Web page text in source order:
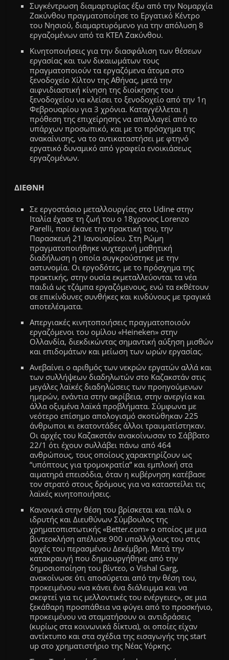
Συγκέντρωση διαμαρτυρίας έξω από την Νομαρχία
Ζακύνθου πραγματοποίησε το Εργατικό Κέντρο
του Νησιού, διαμαρτυρόμενο για την απόλυση 8
εργαζομένων από τα ΚΤΕΛ Ζακύνθου.
Κινητοποιήσεις για την διασφάλιση των θέσεων
εργασίας και των δικαιωμάτων τους
πραγματοποιούν τα εργαζόμενα άτομα στο
ξενοδοχείο Χίλτον της Αθήνας, μετά την
αιφνιδιαστική κίνηση της διοίκησης του
ξενοδοχείου να κλείσει το ξενοδοχείο από την 1η
Φεβρουαρίου για 3 χρόνια. Καταγγέλλεται η
πρόθεση της επιχείρησης να απαλλαγεί από το
υπάρχων προσωπικό, και με το πρόσχημα της
ανακαίνισης, να το αντικαταστήσει με φτηνό
εργατικό δυναμικό από γραφεία ενοικιάσεως
εργαζομένων.
ΔΙΕΘΝΗ
Σε εργοστάσιο μεταλλουργίας στο Udine στην
Ιταλία έχασε τη ζωή του ο 18χρονος Lorenzo
Parelli, που έκανε την πρακτική του, την
Παρασκευή 21 Ιανουαρίου. Στη Ρώμη
πραγματοποιήθηκε νυχτερινή μαθητική
διαδήλωση η οποία συγκρούστηκε με την
αστυνομία. Οι εργοδότες, με το πρόσχημα της
πρακτικής, στην ουσία εκμεταλλεύονται τα νέα
παιδιά ως τζάμπα εργαζόμενους, ενώ τα εκθέτουν
σε επικίνδυνες συνθήκες και κινδύνους με τραγικά
αποτελέσματα.
Απεργιακές κινητοποιήσεις πραγματοποιούν
εργαζόμενοι του ομίλου «Heineken» στην
Ολλανδία, διεκδικώντας σημαντική αύξηση μισθών
και επιδομάτων και μείωση των ωρών εργασίας.
Ανεβαίνει ο αριθμός των νεκρών εργατών αλλά και
των συλλήψεων διαδηλωτών στο Καζακστάν στις
μεγάλες λαϊκές διαδηλώσεις των προηγούμενων
ημερών, ενάντια στην ακρίβεια, στην ανεργία και
άλλα οξυμένα λαϊκά προβλήματα. Σύμφωνα με
νεότερο επίσημο απολογισμό σκοτώθηκαν 225
άνθρωποι κι εκατοντάδες άλλοι τραυματίστηκαν.
Οι αρχές του Καζακστάν ανακοίνωσαν το Σάββατο
22/1 ότι έχουν συλλάβει πάνω από 464
ανθρώπους, τους οποίους χαρακτηρίζουν ως
“υπόπτους για τρομοκρατία” και εμπλοκή στα
αιματηρά επεισόδια, όταν η κυβέρνηση κατέβασε
τον στρατό στους δρόμους για να καταστείλει τις
λαϊκές κινητοποιήσεις.
Κανονικά στην θέση του βρίσκεται και πάλι ο
ιδρυτής και Διευθύνων Σύμβουλος της
χρηματοπιστωτικής «Better.com» ο οποίος με μια
βιντεοκλήση απέλυσε 900 υπαλλήλους του στις
αρχές του περασμένου Δεκέμβρη. Μετά την
κατακραυγή που δημιουργήθηκε από την
δημοσιοποίηση του βίντεο, ο Vishal Garg,
ανακοίνωσε ότι αποσύρεται από την θέση του,
προκειμένου «να κάνει ένα διάλειμμα και να
σκεφτεί για τις μελλοντικές του ενέργειες», σε μια
ξεκάθαρη προσπάθεια να φύγει από το προσκήνιο,
προκειμένου να σταματήσουν οι αντιδράσεις
(κυρίως στα κοινωνικά δίκτυα), οι οποίες είχαν
αντίκτυπο και στα σχέδια της εισαγωγής της start
up στο χρηματιστήριο της Νέας Υόρκης.